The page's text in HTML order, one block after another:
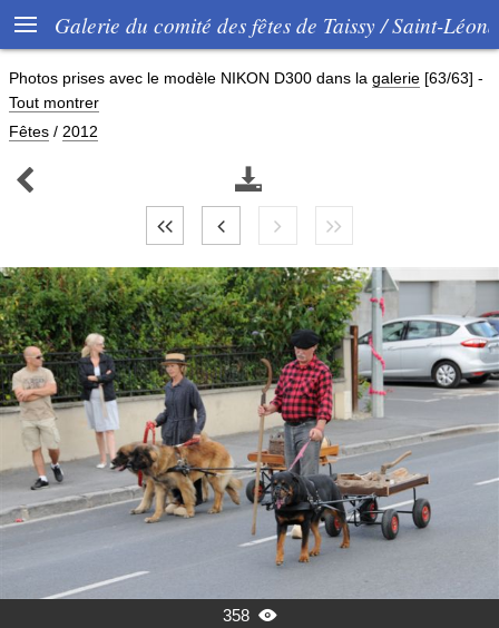
 Galerie du comité des fêtes de Taissy / Saint-
Photos prises avec le modèle NIKON D300 dans la galerie [63/63] -
Tout montrer
Fêtes / 2012
 
358 